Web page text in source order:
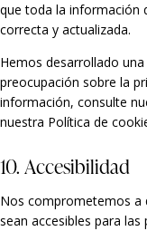
que toda la información
correcta y actualizada.
Hemos desarrollado
preocupación sobre la
información, consulte
nuestra Política de
10. Accesibilidad
Nos comprometemos a
sean accesibles para las